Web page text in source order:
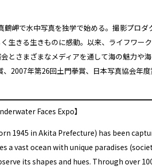
岬で水中写真を独学で始める。撮影プロ
生きる生きものに感動。以来、ライフワー
とさまざまなメディアを通して海の魅力や
2007年第26回土門拳賞、日本写真協会年
Faces Expo】
1945 in Akita Prefecture) has been
a vast ocean with unique paradises
its shapes and hues. Through over